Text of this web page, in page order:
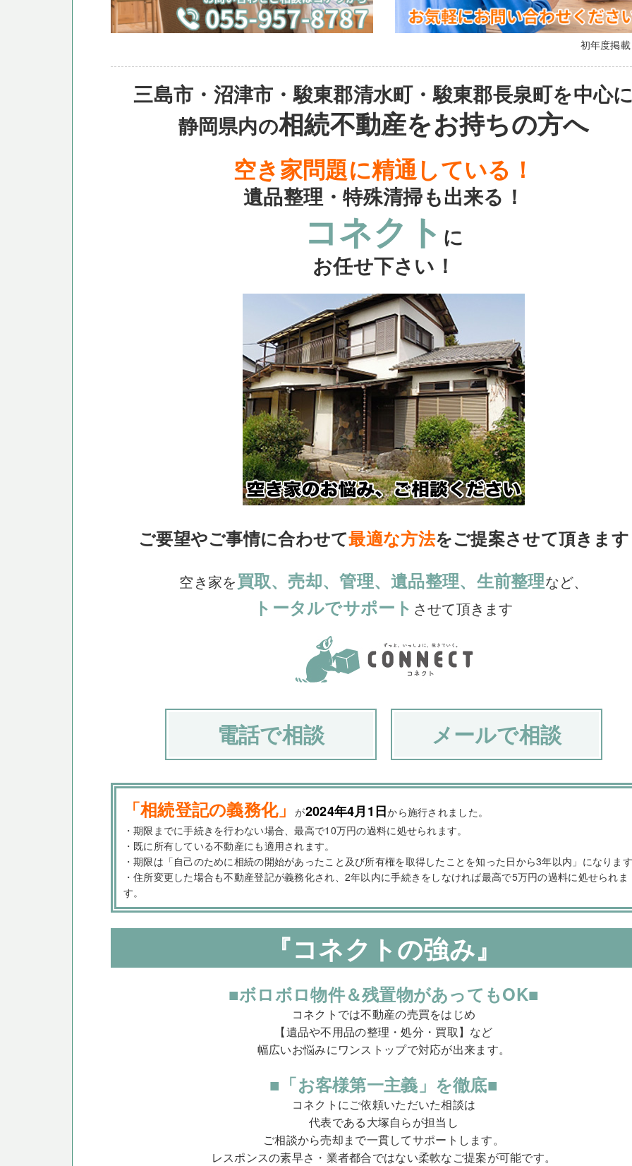
初年度掲
三島市・沼津市・駿東郡清水町・駿東郡長泉町を中心
静岡県内の相続不動産をお持ちの方へ
空き家問題に精通している！
遺品整理・特殊清掃も出来る！
コネクト に
お任せ下さい！
ご要望やご事情に合わせて最適な方法をご提案させて頂きます
空き家を買取、売却、管理、遺品整理、生前整理など、
トータルでサポート させて頂きます
電話で相談 メールで相談
「相続登記の義務化」が2024年4月1日から施行されました。
・期限までに手続きを行わない場合、最高で10万円の過料に処せられます。
・既に所有している不動産にも適用されます。
・期限は「自己のために相続の開始があったこと及び所有権を取得したことを知った日から3年以内」になりま
・住所変更した場合も不動産登記が義務化され、2年以内に手続きをしなければ最高で5万円の過料に処せられま
す。
『コネクトの強み』
■ボロボロ物件＆残置物があってもOK■
コネクトでは不動産の売買をはじめ
【遺品や不用品の整理・処分・買取】など
幅広いお悩みにワンストップで対応が出来ます。
■「お客様第一主義」を徹底■
コネクトにご依頼いただいた相談は
代表である大塚自らが担当し
ご相談から売却まで一貫してサポートします。
レスポンスの素早さ・業者都合ではない柔軟なご提案が可能です。